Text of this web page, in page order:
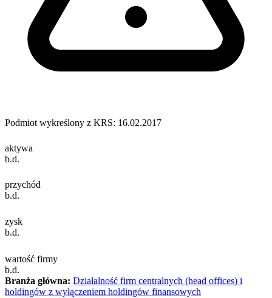
Podmiot wykreślony z KRS: 16.02.2017
aktywa
b.d.
przychód
b.d.
zysk
b.d.
wartość firmy
b.d.
Branża główna: Działalność firm centralnych (head offices) i
holdingów z wyłączeniem holdingów finansowych